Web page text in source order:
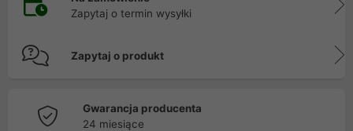
Zapytaj o termin wysyłki
Zapytaj o produkt
Gwarancja producenta
24 miesiące